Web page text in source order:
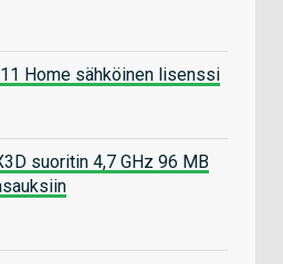
Home sähköinen lisenssi
suoritin 4,7 GHz 96 MB